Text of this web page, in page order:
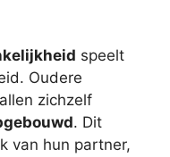
speelt
Oudere
zichzelf
. Dit
van hun partner,